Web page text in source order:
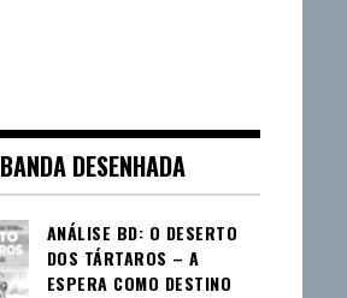
BANDA DESENHADA
ANÁLISE BD: O DESERTO
DOS TÁRTAROS – A
ESPERA COMO DESTINO